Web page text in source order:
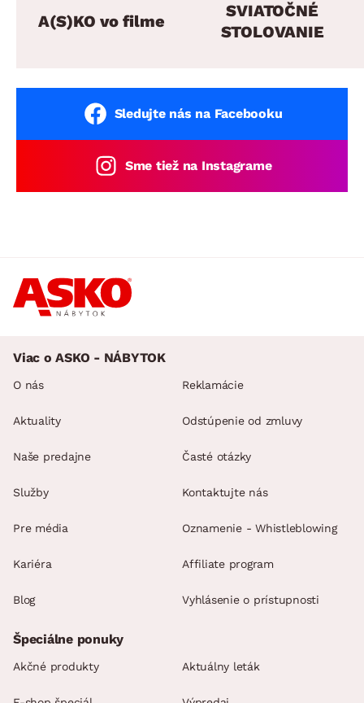
A(S)KO vo filme
SVIATOČNÉ
STOLOVANIE
Sledujte nás na Facebooku
Sme tiež na Instagrame
Viac o ASKO - NÁBYTOK
O nás
Aktuality
Naše predajne
Služby
Pre média
Kariéra
Blog
Reklamácie
Odstúpenie od zmluvy
Časté otázky
Kontaktujte nás
Oznamenie - Whistleblowing
Affiliate program
Vyhlásenie o prístupnosti
Špeciálne ponuky
Akčné produkty Aktuálny leták